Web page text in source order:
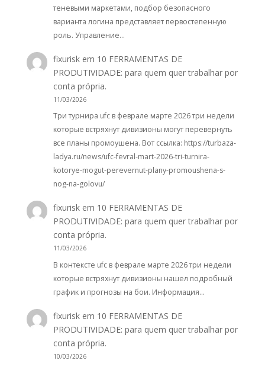
теневыми маркетами, подбор безопасного
варианта логина представляет первостепенную
роль. Управление…
fixurisk em 10 FERRAMENTAS DE
PRODUTIVIDADE: para quem quer trabalhar por
conta própria.
11/03/2026
Три турнира ufc в феврале марте 2026 три недели
которые встряхнут дивизионы могут перевернуть
все планы промоушена. Вот ссылка: https://turbaza-
ladya.ru/news/ufc-fevral-mart-2026-tri-turnira-
kotorye-mogut-perevernut-plany-promoushena-s-
nog-na-golovu/
fixurisk em 10 FERRAMENTAS DE
PRODUTIVIDADE: para quem quer trabalhar por
conta própria.
11/03/2026
В контексте ufc в феврале марте 2026 три недели
которые встряхнут дивизионы нашел подробный
график и прогнозы на бои. Информация…
fixurisk em 10 FERRAMENTAS DE
PRODUTIVIDADE: para quem quer trabalhar por
conta própria.
10/03/2026